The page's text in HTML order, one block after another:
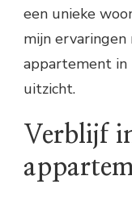
een unieke
mijn
appartement in
uitzicht.
Verblijf